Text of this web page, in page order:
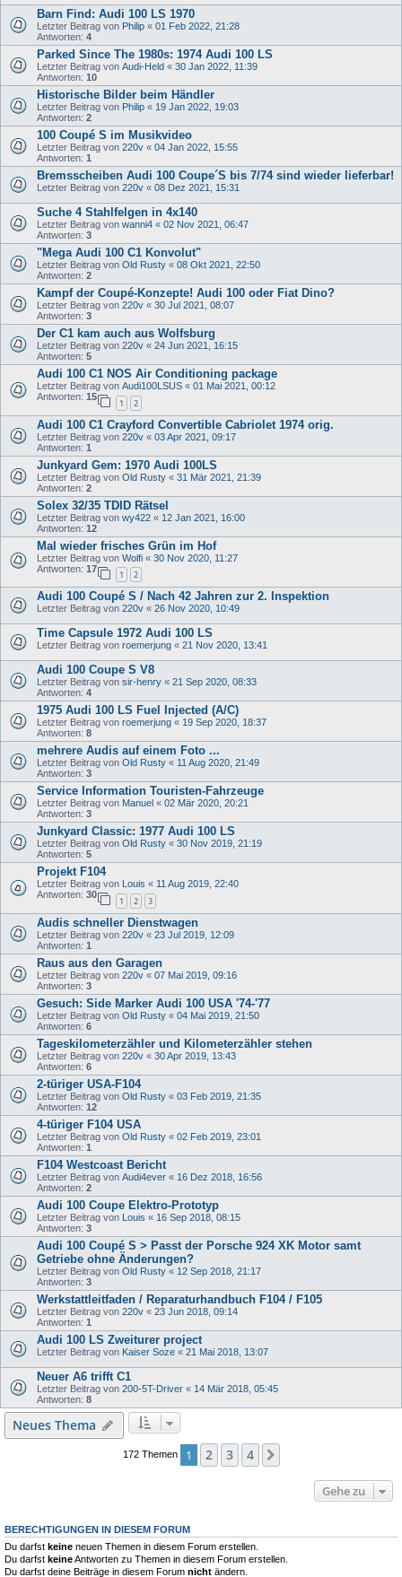
Barn Find: Audi 100 LS 1970
Letzter Beitrag von Philip « 01 Feb 2022, 21:28
Antworten: 4
Parked Since The 1980s: 1974 Audi 100 LS
Letzter Beitrag von Audi-Held « 30 Jan 2022, 11:39
Antworten: 10
Historische Bilder beim Händler
Letzter Beitrag von Philip « 19 Jan 2022, 19:03
Antworten: 2
100 Coupé S im Musikvideo
Letzter Beitrag von 220v « 04 Jan 2022, 15:55
Antworten: 1
Bremsscheiben Audi 100 Coupe´S bis 7/74 sind wieder lieferbar!
Letzter Beitrag von 220v « 08 Dez 2021, 15:31
Suche 4 Stahlfelgen in 4x140
Letzter Beitrag von wanni4 « 02 Nov 2021, 06:47
Antworten: 3
"Mega Audi 100 C1 Konvolut"
Letzter Beitrag von Old Rusty « 08 Okt 2021, 22:50
Antworten: 2
Kampf der Coupé-Konzepte! Audi 100 oder Fiat Dino?
Letzter Beitrag von 220v « 30 Jul 2021, 08:07
Antworten: 3
Der C1 kam auch aus Wolfsburg
Letzter Beitrag von 220v « 24 Jun 2021, 16:15
Antworten: 5
Audi 100 C1 NOS Air Conditioning package
Letzter Beitrag von Audi100LSUS « 01 Mai 2021, 00:12
Antworten: 15
1 2
Audi 100 C1 Crayford Convertible Cabriolet 1974 orig.
Letzter Beitrag von 220v « 03 Apr 2021, 09:17
Antworten: 1
Junkyard Gem: 1970 Audi 100LS
Letzter Beitrag von Old Rusty « 31 Mär 2021, 21:39
Antworten: 2
Solex 32/35 TDID Rätsel
Letzter Beitrag von wy422 « 12 Jan 2021, 16:00
Antworten: 12
Mal wieder frisches Grün im Hof
Letzter Beitrag von Wolfi « 30 Nov 2020, 11:27
Antworten: 17
1 2
Audi 100 Coupé S / Nach 42 Jahren zur 2. Inspektion
Letzter Beitrag von 220v « 26 Nov 2020, 10:49
Time Capsule 1972 Audi 100 LS
Letzter Beitrag von roemerjung « 21 Nov 2020, 13:41
Audi 100 Coupe S V8
Letzter Beitrag von sir-henry « 21 Sep 2020, 08:33
Antworten: 4
1975 Audi 100 LS Fuel Injected (A/C)
Letzter Beitrag von roemerjung « 19 Sep 2020, 18:37
Antworten: 8
mehrere Audis auf einem Foto ...
Letzter Beitrag von Old Rusty « 11 Aug 2020, 21:49
Antworten: 3
Service Information Touristen-Fahrzeuge
Letzter Beitrag von Manuel « 02 Mär 2020, 20:21
Antworten: 3
Junkyard Classic: 1977 Audi 100 LS
Letzter Beitrag von Old Rusty « 30 Nov 2019, 21:19
Antworten: 5
Projekt F104
Letzter Beitrag von Louis « 11 Aug 2019, 22:40
Antworten: 30
1 2 3
Audis schneller Dienstwagen
Letzter Beitrag von 220v « 23 Jul 2019, 12:09
Antworten: 1
Raus aus den Garagen
Letzter Beitrag von 220v « 07 Mai 2019, 09:16
Antworten: 3
Gesuch: Side Marker Audi 100 USA '74-'77
Letzter Beitrag von Old Rusty « 04 Mai 2019, 21:50
Antworten: 6
Tageskilometerzähler und Kilometerzähler stehen
Letzter Beitrag von 220v « 30 Apr 2019, 13:43
Antworten: 6
2-türiger USA-F104
Letzter Beitrag von Old Rusty « 03 Feb 2019, 21:35
Antworten: 12
4-türiger F104 USA
Letzter Beitrag von Old Rusty « 02 Feb 2019, 23:01
Antworten: 1
F104 Westcoast Bericht
Letzter Beitrag von Audi4ever « 16 Dez 2018, 16:56
Antworten: 2
Audi 100 Coupe Elektro-Prototyp
Letzter Beitrag von Louis « 16 Sep 2018, 08:15
Antworten: 3
Audi 100 Coupé S > Passt der Porsche 924 XK Motor samt
Getriebe ohne Änderungen?
Letzter Beitrag von Old Rusty « 12 Sep 2018, 21:17
Antworten: 3
Werkstattleitfaden / Reparaturhandbuch F104 / F105
Letzter Beitrag von 220v « 23 Jun 2018, 09:14
Antworten: 1
Audi 100 LS Zweiturer project
Letzter Beitrag von Kaiser Soze « 21 Mai 2018, 13:07
Neuer A6 trifft C1
Letzter Beitrag von 200-5T-Driver « 14 Mär 2018, 05:45
Antworten: 8
Neues Thema
172 Themen 1 2 3 4
Gehe zu
BERECHTIGUNGEN IN DIESEM FORUM
Du darfst keine neuen Themen in diesem Forum erstellen.
Du darfst keineAntworten zu Themen in diesem Forum erstellen.
Du darfst deine Beiträge in diesem Forum nicht ändern.